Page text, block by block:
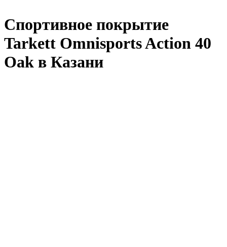
Спортивное покрытие
Tarkett Omnisports Action 40
Oak в Казани